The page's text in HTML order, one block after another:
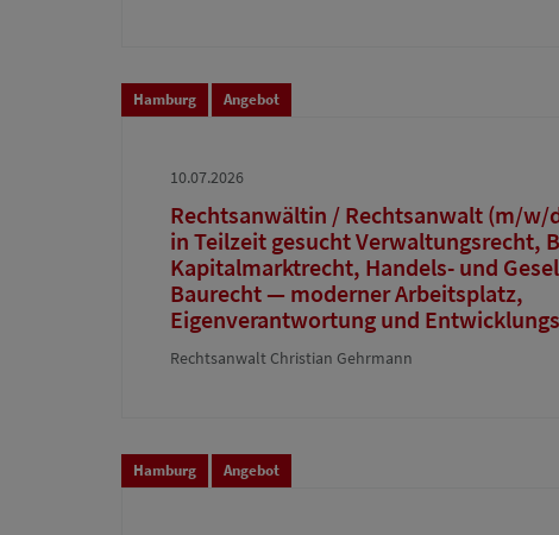
Hamburg Angebot
10.07.2026
Rechtsanwältin / Rechtsanwalt (m/w/
in Teilzeit gesucht Verwaltungsrecht,
Kapitalmarktrecht, Handels- und
Baurecht — moderner Arbeitsplatz,
Eigenverantwortung und
Rechtsanwalt Christian Gehrmann
Hamburg Angebot